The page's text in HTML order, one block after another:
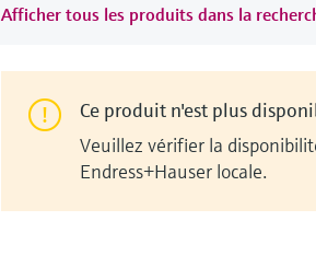
Afficher tous les produits dans la
Ce produit n'est plus
Veuillez vérifier la
Endress+Hauser locale.